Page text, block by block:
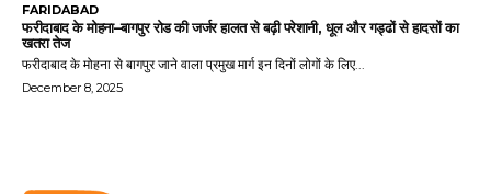
FARIDABAD
फरीदाबाद के मोहना–बागपुर रोड की जर्जर हालत से बढ़ी परेशानी, धूल और गड्ढों से हादसों का
खतरा तेज
फरीदाबाद के मोहना से बागपुर जाने वाला प्रमुख मार्ग इन दिनों लोगों के लिए...
December 8, 2025